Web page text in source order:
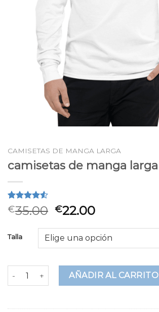
CAMISETAS DE MANGA LARGA
camisetas de manga larga
Valorado
4.50sobre
2
puntuaciones
de clientes
€35.00 €22.00
Talla
camisetas de manga larga cantidad
AÑADIR AL CARRITO